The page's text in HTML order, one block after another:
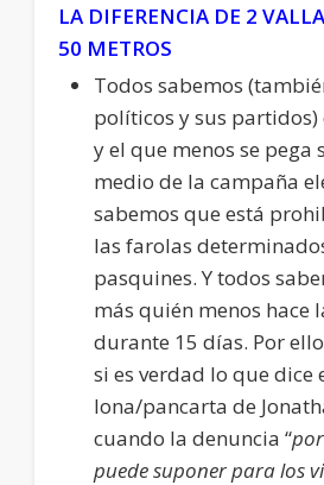
LA DIFERENCIA DE 2
50 METROS
Todos sabemos
políticos y sus partidos)
y el que menos se pega
medio de la campaña
sabemos que está
las farolas
pasquines. Y todos
más quién menos hace
durante 15 días. Por
si es verdad lo que dice
lona/pancarta de
cuando la denuncia “
puede suponer para los